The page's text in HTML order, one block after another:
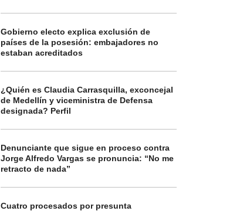
Gobierno electo explica exclusión de
países de la posesión: embajadores no
estaban acreditados
¿Quién es Claudia Carrasquilla, exconcejal
de Medellín y viceministra de Defensa
designada? Perfil
Denunciante que sigue en proceso contra
Jorge Alfredo Vargas se pronuncia: “No me
retracto de nada”
Cuatro procesados por presunta